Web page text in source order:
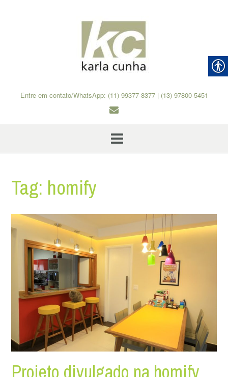
Entre em contato/WhatsApp: (11) 99377-8377 | (13) 97800-5451
Tag: homify
Projeto divulgado na homify